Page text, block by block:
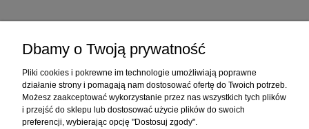
Dbamy o Twoją prywatność
Pliki cookies i pokrewne im technologie umożliwiają poprawne
działanie strony i pomagają nam dostosować ofertę do Twoich potrzeb.
Możesz zaakceptować wykorzystanie przez nas wszystkich tych plików
i przejść do sklepu lub dostosować użycie plików do swoich
preferencji, wybierając opcję "Dostosuj zgody".